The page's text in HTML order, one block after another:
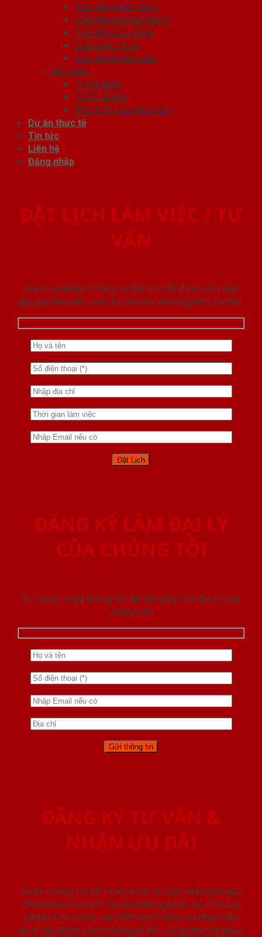
Cửa nhựa Đài Loan
Cửa nhựa ghép thanh
Cửa nhựa Sungyu
Cửa vòm nhựa
Cửa nhựa nhà tắm
Nội thất
Tủ Kệ Bếp
Tủ Quần Áo
Phụ kiện cửa nhà tắm
Dự án thực tế
Tin tức
Liên hệ
Đăng nhập
ĐẶT LỊCH LÀM VIỆC / TƯ
VẤN
Vui lòng nhập thông tin đặt lịch để được sắp xếp
gặp gỡ làm việc hoăc tư vấn mà không phải chờ đợi.
ĐĂNG KÝ LÀM ĐẠI LÝ
CỦA CHÚNG TÔI
Vui lòng nhập thông tin để đăng ký làm đại lý của
chúng tôi
ĐĂNG KÝ TƯ VẤN &
NHẬN ƯU ĐÃI
Nhập thông tin để nhận được tư vấn miễn phí qua
điện thoại / email/ tại văn phòng hoặc tại nhà quý
khách. Chúng tôi cam kết mọi thông tin nhập vào
dưới đây được bảo mật tuyệt đối cũng như chỉ phục